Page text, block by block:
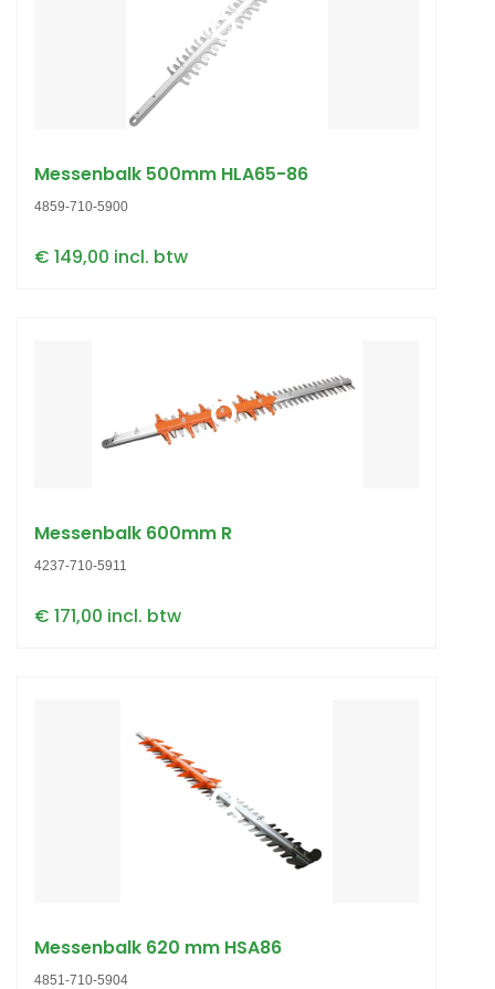
Messenbalk 500mm HLA65-86
4859-710-5900
€ 149,00 incl. btw
Messenbalk 600mm R
4237-710-5911
€ 171,00 incl. btw
Messenbalk 620 mm HSA86
4851-710-5904